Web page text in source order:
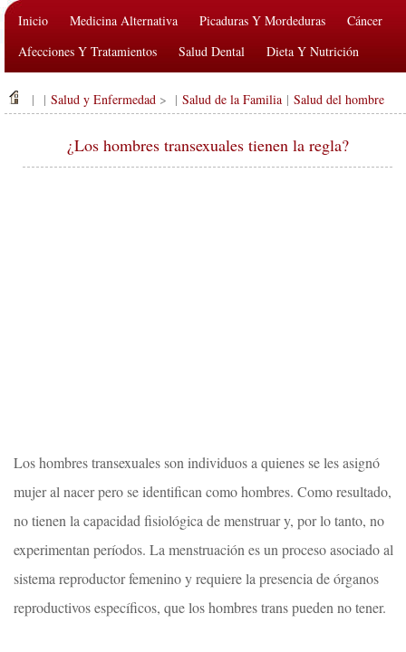
Inicio Medicina Alternativa Picaduras Y Mordeduras
Cáncer
Afecciones Y Tratamientos
Salud Dental
Dieta Y Nutrición
Salud Pública Y Seguridad
Cirugías Y Procedimientos Salud
| | Salud y Enfermedad > | Salud de la Familia | Salud del hombre
¿Los hombres transexuales tienen la regla?
Los hombres transexuales son individuos a quienes se les asignó
mujer al nacer pero se identifican como hombres. Como resultado,
no tienen la capacidad fisiológica de menstruar y, por lo tanto, no
experimentan períodos. La menstruación es un proceso asociado al
sistema reproductor femenino y requiere la presencia de órganos
reproductivos específicos, que los hombres trans pueden no tener.